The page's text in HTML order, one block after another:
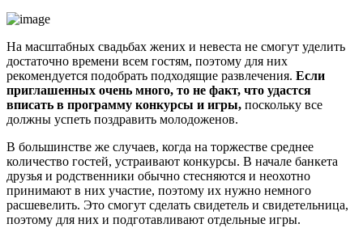
На масштабных свадьбах жених и невеста не смогут уделить
достаточно времени всем гостям, поэтому для них
рекомендуется подобрать подходящие развлечения. Если
приглашенных очень много, то не факт, что удастся
вписать в программу конкурсы и игры, поскольку все
должны успеть поздравить молодоженов.
В большинстве же случаев, когда на торжестве среднее
количество гостей, устраивают конкурсы. В начале банкета
друзья и родственники обычно стесняются и неохотно
принимают в них участие, поэтому их нужно немного
расшевелить. Это смогут сделать свидетель и свидетельница,
поэтому для них и подготавливают отдельные игры.